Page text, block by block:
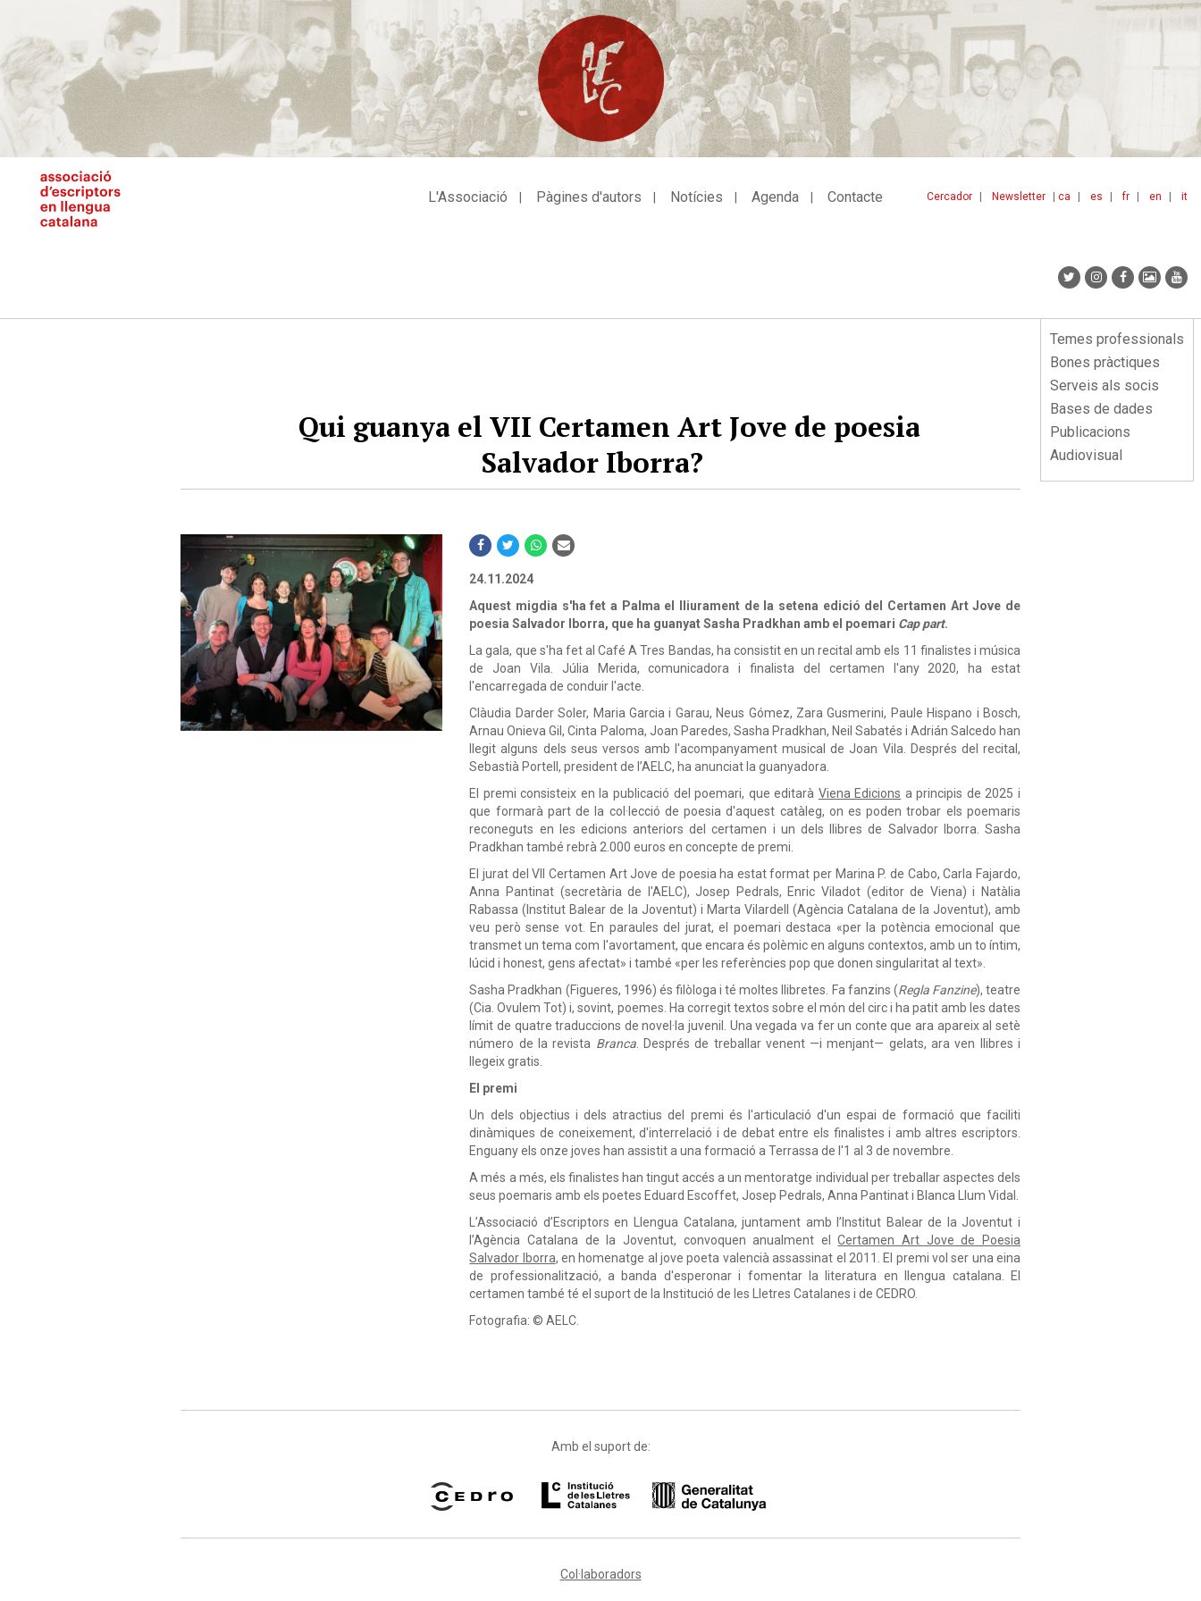
contingut
ca es fr en it
Cercador Newsletter
L'Associació Pàgines d'autors Notícies Agenda Contacte
Menu
lateral
Temes professionals
Bones pràctiques
Serveis als socis
Bases de dades
Publicacions
Audiovisual
Qui guanya el VII Certamen Art Jove de poesia
Salvador Iborra?
24.11.2024
Aquest migdia s'ha fet a Palma el lliurament de la setena edició del Certamen Art Jove de
poesia Salvador Iborra, que ha guanyat Sasha Pradkhan amb el poemari Cap part.
La gala, que s'ha fet al Café A Tres Bandas, ha consistit en un recital amb els 11 finalistes i música
de Joan Vila. Júlia Merida, comunicadora i finalista del certamen l'any 2020, ha estat
l'encarregada de conduir l'acte.
Clàudia Darder Soler, Maria Garcia i Garau, Neus Gómez, Zara Gusmerini, Paule Hispano i Bosch,
Arnau Onieva Gil, Cinta Paloma, Joan Paredes, Sasha Pradkhan, Neil Sabatés i Adrián Salcedo han
llegit alguns dels seus versos amb l'acompanyament musical de Joan Vila. Després del recital,
Sebastià Portell, president de l’AELC, ha anunciat la guanyadora.
El premi consisteix en la publicació del poemari, que editarà Viena Edicions a principis de 2025 i
que formarà part de la col·lecció de poesia d'aquest catàleg, on es poden trobar els poemaris
reconeguts en les edicions anteriors del certamen i un dels llibres de Salvador Iborra. Sasha
Pradkhan també rebrà 2.000 euros en concepte de premi.
El jurat del VII Certamen Art Jove de poesia ha estat format per Marina P. de Cabo, Carla Fajardo,
Anna Pantinat (secretària de l'AELC), Josep Pedrals, Enric Viladot (editor de Viena) i Natàlia
Rabassa (Institut Balear de la Joventut) i Marta Vilardell (Agència Catalana de la Joventut), amb
veu però sense vot. En paraules del jurat, el poemari destaca «per la potència emocional que
transmet un tema com l'avortament, que encara és polèmic en alguns contextos, amb un to íntim,
lúcid i honest, gens afectat» i també «per les referències pop que donen singularitat al text».
Sasha Pradkhan (Figueres, 1996) és filòloga i té moltes llibretes. Fa fanzins (Regla Fanzine), teatre
(Cia. Ovulem Tot) i, sovint, poemes. Ha corregit textos sobre el món del circ i ha patit amb les dates
límit de quatre traduccions de novel·la juvenil. Una vegada va fer un conte que ara apareix al setè
número de la revista Branca. Després de treballar venent —i menjant— gelats, ara ven llibres i
llegeix gratis.
El premi
Un dels objectius i dels atractius del premi és l'articulació d'un espai de formació que faciliti
dinàmiques de coneixement, d'interrelació i de debat entre els finalistes i amb altres escriptors.
Enguany els onze joves han assistit auna formació a Terrassa de l'1 al 3 de novembre.
A més a més, els finalistes han tingut accés a un mentoratge individual per treballar aspectes dels
seus poemaris amb els poetes Eduard Escoffet, Josep Pedrals, Anna Pantinat i Blanca Llum Vidal.
L’Associació d’Escriptors en Llengua Catalana, juntament amb l’Institut Balear de la Joventut i
l’Agència Catalana de la Joventut, convoquen anualment elCertamen Art Jove de Poesia
Salvador Iborra, en homenatge al jove poeta valencià assassinat el 2011. El premi vol ser una eina
de professionalització, a banda d'esperonar i fomentar la literatura en llengua catalana. El
certamen també té el suport de la Institució de les Lletres Catalanes i de CEDRO.
Fotografia: © AELC.
Amb el suport de:
Col·laboradors